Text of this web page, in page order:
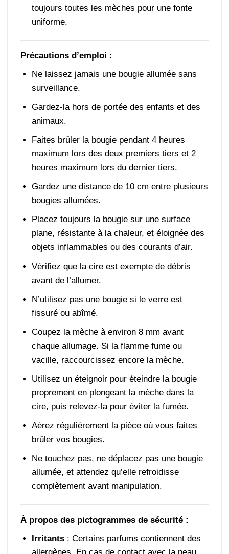
toujours toutes les mèches pour une fonte
uniforme.
Précautions d’emploi :
Ne laissez jamais une bougie allumée sans
surveillance.
Gardez-la hors de portée des enfants et des
animaux.
Faites brûler la bougie pendant 4 heures
maximum lors des deux premiers tiers et 2
heures maximum lors du dernier tiers.
Gardez une distance de 10 cm entre plusieurs
bougies allumées.
Placez toujours la bougie sur une surface
plane, résistante à la chaleur, et éloignée des
objets inflammables ou des courants d’air.
Vérifiez que la cire est exempte de débris
avant de l’allumer.
N’utilisez pas une bougie si le verre est
fissuré ou abîmé.
Coupez la mèche à environ 8 mm avant
chaque allumage. Si la flamme fume ou
vacille, raccourcissez encore la mèche.
Utilisez un éteignoir pour éteindre la bougie
proprement en plongeant la mèche dans la
cire, puis relevez-la pour éviter la fumée.
Aérez régulièrement la pièce où vous faites
brûler vos bougies.
Ne touchez pas, ne déplacez pas une bougie
allumée, et attendez qu’elle refroidisse
complètement avant manipulation.
À propos des pictogrammes de sécurité :
Irritants : Certains parfums contiennent des